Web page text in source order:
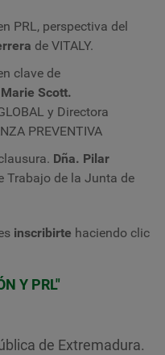
PRL, perspectiva del
de VITALY.
clave de
Scott.
y Directora
PREVENTIVA
Dña. Pilar
Trabajo de la Junta de
inscribirte haciendo clic
Y PRL"
de Extremadura.